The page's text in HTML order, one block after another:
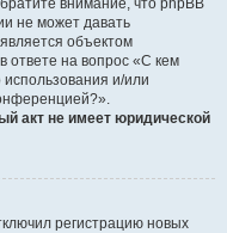
внимание, что phpBB
не может давать
объектом
ответе на вопрос «С кем
использования и/или
акт не имеет юридической
регистрацию новых